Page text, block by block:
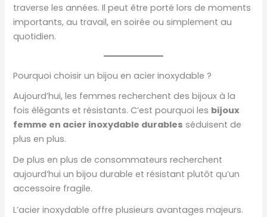
traverse les années. Il peut être porté lors de moments
importants, au travail, en soirée ou simplement au
quotidien.
Pourquoi choisir un bijou en acier inoxydable ?
Aujourd’hui, les femmes recherchent des bijoux à la
fois élégants et résistants. C’est pourquoi les bijoux
femme en acier inoxydable durables séduisent de
plus en plus.
De plus en plus de consommateurs recherchent
aujourd’hui un bijou durable et résistant plutôt qu’un
accessoire fragile.
L’acier inoxydable offre plusieurs avantages majeurs.